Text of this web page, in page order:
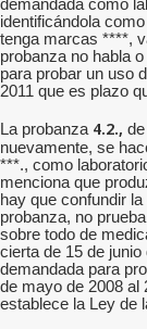
demandada como
identificándola
tenga marcas ****,
probanza no habla
para probar un uso
2011 que es plazo
La probanza 4.2.,
nuevamente, se
***., como
menciona que
hay que confundir
probanza, no
sobre todo de
cierta de 15 de
demandada para
de mayo de 2008 al
establece la Ley de